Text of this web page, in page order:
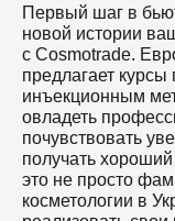
Первый шаг в
новой истории
с Cosmotrade.
предлагает курсы
инъекционным
овладеть
почувствовать
получать
это не просто
косметологии в